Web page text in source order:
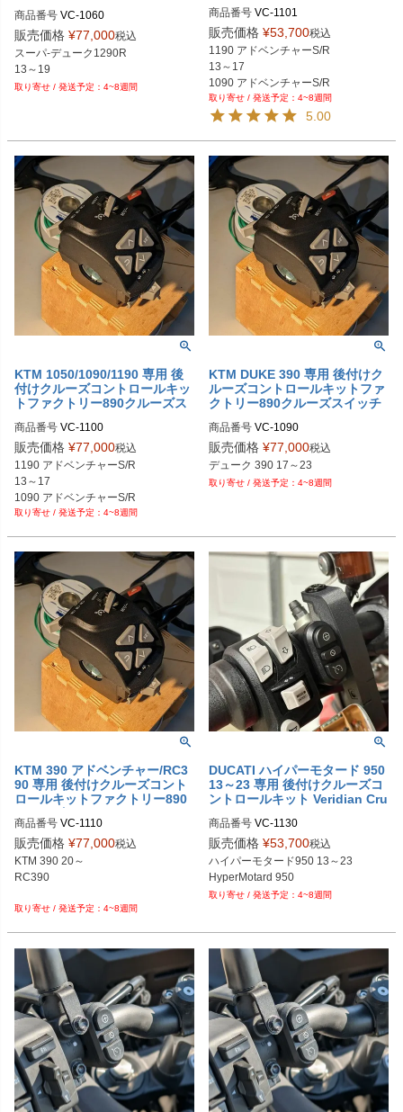
商品番号 VC-1060
M型番：1060
販売価格 ¥77,000税込
スーパ-デューク1290R
13～19
4~8週間
商品番号 VC-1101
M型番：1101
販売価格 ¥53,700税込
1190 アドベンチャーS/R
13～17
1090 アドベンチャーS/R
17～19
1050 アドベンチャーS/R
4~8週間
5.00
KTM 1050/1090/1190 専用 後
付けクルーズコントロールキッ
トファクトリー890クルーズス
商品番号 VC-1100
M型番：1100
販売価格 ¥77,000税込
1190 アドベンチャーS/R
13～17
1090 アドベンチャーS/R
17～19
4~8週間
KTM DUKE 390 専用 後付けク
ルーズコントロールキットファ
クトリー890クルーズスイッチ
商品番号 VC-1090
M型番：1090
販売価格 ¥77,000税込
4~8週間
KTM 390 アドベンチャー/RC3
90 専用 後付けクルーズコント
ロールキットファクトリー890
ise
商品番号 VC-1110
M型番：1110
販売価格 ¥77,000税込
KTM 390 20～
RC390
4~8週間
DUCATI ハイパーモタード 950
13～23 専用 後付けクルーズコ
ントロールキット Veridian Cru
商品番号 VC-1130
販売価格 ¥53,700税込
ハイパーモタード950 13～23
4~8週間